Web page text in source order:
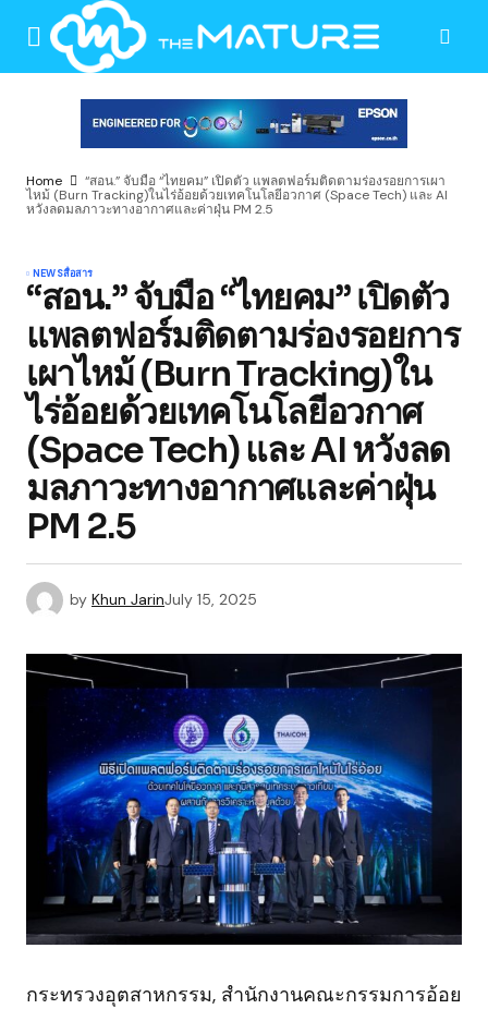
Home
“สอน.” จับมือ “ไทยคม” เปิดตัว แพลตฟอร์มติดตามร่องรอยการเผา
ไหม้ (Burn Tracking)ในไร่อ้อยด้วยเทคโนโลยีอวกาศ (Space Tech) และ AI
หวังลดมลภาวะทางอากาศและค่าฝุ่น PM 2.5
NEWSสื่อสาร
“สอน.” จับมือ “ไทยคม” เปิดตัว
แพลตฟอร์มติดตามร่องรอยการ
เผาไหม้ (Burn Tracking)ใน
ไร่อ้อยด้วยเทคโนโลยีอวกาศ
(Space Tech) และ AI หวังลด
มลภาวะทางอากาศและค่าฝุ่น
PM 2.5
by Khun JarinJuly 15, 2025
กระทรวงอุตสาหกรรม, สํานักงานคณะกรรมการอ้อย